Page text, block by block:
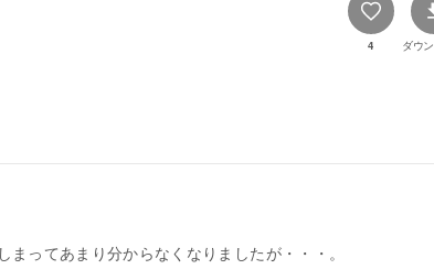
4 ダウ
まってあまり分からなくなりましたが・・・。